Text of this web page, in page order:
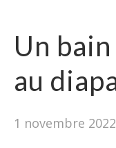
Un
au
1 novembre